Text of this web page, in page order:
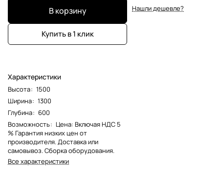
В корзину
Купить в 1 клик
Характеристики
Высота: 1500
Ширина: 1300
Глубина: 600
Возможность: Цена: Включая НДС 5
% Гарантия низких цен от
производителя. Доставка или
самовывоз. Сборка оборудования.
Все характеристики
Нашли дешевле?